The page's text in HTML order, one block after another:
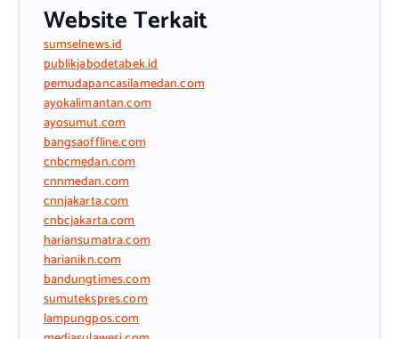
Website Terkait
sumselnews.id
publikjabodetabek.id
pemudapancasilamedan.com
ayokalimantan.com
ayosumut.com
bangsaoffline.com
cnbcmedan.com
cnnmedan.com
cnnjakarta.com
cnbcjakarta.com
hariansumatra.com
harianikn.com
bandungtimes.com
sumutekspres.com
lampungpos.com